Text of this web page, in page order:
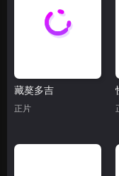
藏獒多吉
正片